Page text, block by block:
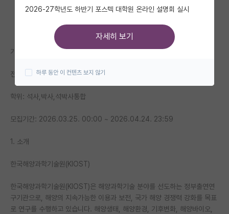
미국 유학 게시판
미국 대학원 합격 후기 게시판
대학원 합격 후기 게시판
연구실(PI) 홍보 게시판
석박사 채용 정보 게시판
임용 정보 게시판
임용 후기 게시판
기관명: 한국해양과학기술원 기후대응생태연구부
전공: 자연과학 - 기타
학위: 석사,박사,석박사통합
모집기간: 2026.03.25. 00:00 ~ 2026.04.24. 23:59
1. 소개
한국해양과학기술원(KIOST)
한국해양과학기술원(KIOST)은 해양과학기술 분야를 선도하는 정부출연연
구기관으로, 해양의 지속가능한 이용과 보전, 국가 해양 경쟁력 강화를 목표
로 연구를 수행하고 있습니다. 해양생태, 해양환경, 기후변화, 해양바이오,
2026-27학년도 하반기 포스텍 대학원 온라인 설명회 실시
자세히 보기
하루 동안 이 컨텐츠 보지 않기